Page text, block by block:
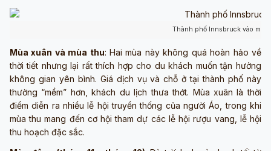
Thành phố Innsbruck vào mùa
Mùa xuân và mùa thu: Hai mùa này không quá hoàn hảo về
thời tiết nhưng lại rất thích hợp cho du khách muốn tận hưởng
không gian yên bình. Giá dịch vụ và chỗ ở tại thành phố này
thường “mềm” hơn, khách du lịch thưa thớt. Mùa xuân là thời
điểm diễn ra nhiều lễ hội truyền thống của người Áo, trong khi
mùa thu mang đến cơ hội tham dự các lễ hội rượu vang, lễ hội
thu hoạch đặc sắc.